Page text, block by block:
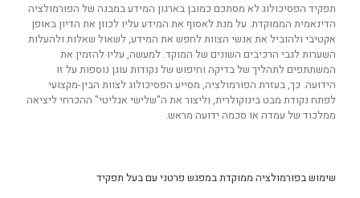
תפקיד הפסיכולוג לא מסתכם כמובן בארגון המידע במבנה של הפורמולציה
הדינאמית הממוקדת. על מנת לאסוף את המידע עליו לכוון את הדיון באופן
אקטיבי ולהוביל את אנשי הצוות לחפש את המידע, לשאול שאלות ולהעלות
השערות לגבי הרכיבים השונים של המוקד. למעשה, עליו להזמין את
המשתתפים לתהליך של בדיקה וחיפוש של נקודות עוגן נוספות על זו
הידועה. כך, בעזרת הפורמולציה, מסייע הפסיכולוג לצוות הבין-מקצועי
לפתח נקודת מבט בינוקולרית, וליצור את ה"שלישי אנליטי" ההכרחי ליציאה
ממלכוד של עמדה או סכמה ידועה מראש.
שימוש בפורמולציה ממוקדת במפגש פרטני עם בעל תפקיד